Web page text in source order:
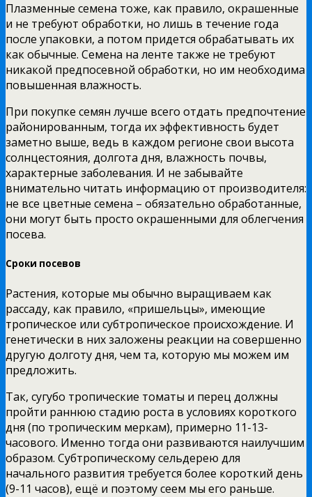
Плазменные семена тоже, как правило, окрашенные
и не требуют обработки, но лишь в течение года
после упаковки, а потом придется обрабатывать их
как обычные. Семена на ленте также не требуют
никакой предпосевной обработки, но им необходима
повышенная влажность.
При покупке семян лучше всего отдать предпочтение
районированным, тогда их эффективность будет
заметно выше, ведь в каждом регионе свои высота
солнцестояния, долгота дня, влажность почвы,
характерные заболевания. И не забывайте
внимательно читать информацию от производителя:
не все цветные семена – обязательно обработанные,
они могут быть просто окрашенными для облегчения
посева.
Сроки посевов
Растения, которые мы обычно выращиваем как
рассаду, как правило, «пришельцы», имеющие
тропическое или субтропическое происхождение. И
генетически в них заложены реакции на совершенно
другую долготу дня, чем та, которую мы можем им
предложить.
Так, сугубо тропические томаты и перец должны
пройти раннюю стадию роста в условиях короткого
дня (по тропическим меркам), примерно 11-13-
часового. Именно тогда они развиваются наилучшим
образом. Субтропическому сельдерею для
начального развития требуется более короткий день
(9-11 часов), ещё и поэтому сеем мы его раньше.